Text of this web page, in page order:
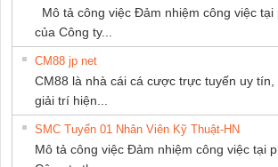
Mô tả công việc Đảm nhiệm công việc tại
của Công ty...
CM88 jp net
CM88 là nhà cái cá cược trực tuyến uy
giải trí hiện...
SMC Tuyển 01 Nhân Viên Kỹ Thuật-HN
Mô tả công việc Đảm nhiệm công việc tại